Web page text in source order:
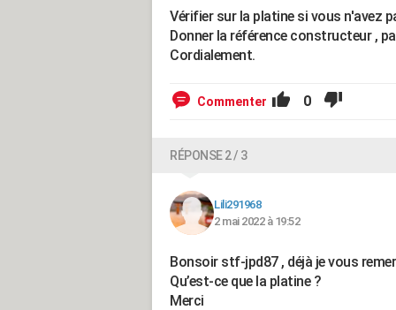
Vérifier sur la platine si vous n'avez
Donner la référence constructeur ,
Cordialement.
Commenter 0
RÉPONSE 2 / 3
Lili291968
2 mai 2022 à 19:52
Bonsoir stf-jpd87 , déjà je vous
Qu’est-ce que la platine ?
Merci